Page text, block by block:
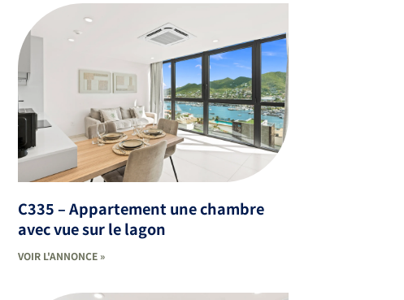
C335 – Appartement une chambre
avec vue sur le lagon
VOIR L'ANNONCE »